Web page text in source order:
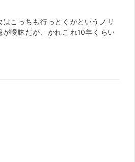
こっちも行っとくかというノリ
曖昧だが、かれこれ10年くらい